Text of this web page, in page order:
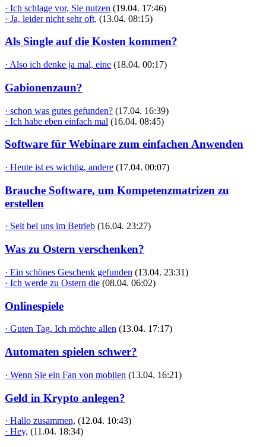
· Ich schlage vor, Sie nutzen (19.04. 17:46)
· Ja, leider nicht sehr oft, (13.04. 08:15)
Als Single auf die Kosten kommen?
· Also ich denke ja mal, eine (18.04. 00:17)
Gabionenzaun?
· schon was gutes gefunden? (17.04. 16:39)
· Ich habe eben einfach mal (16.04. 08:45)
Software für Webinare zum einfachen Anwenden
· Heute ist es wichtig, andere (17.04. 00:07)
Brauche Software, um Kompetenzmatrizen zu
erstellen
· Seit bei uns im Betrieb (16.04. 23:27)
Was zu Ostern verschenken?
· Ein schönes Geschenk gefunden (13.04. 23:31)
· Ich werde zu Ostern die (08.04. 06:02)
Onlinespiele
· Guten Tag. Ich möchte allen (13.04. 17:17)
Automaten spielen schwer?
· Wenn Sie ein Fan von mobilen (13.04. 16:21)
Geld in Krypto anlegen?
· Hallo zusammen, (12.04. 10:43)
· Hey, (11.04. 18:34)